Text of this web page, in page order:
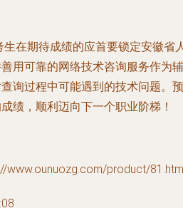
在期待成绩的应首要锁定安徽省
用可靠的网络技术咨询服务作为辅
询过程中可能遇到的技术问题。预
绩，顺利迈向下一个职业阶梯！
www.ounuozg.com/product/